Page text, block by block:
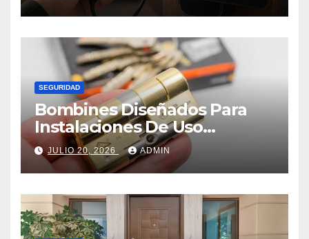
SEGURIDAD
Bombines Diseñados Para
Instalaciones De Uso
Continuo
JULIO 20, 2026 ADMIN